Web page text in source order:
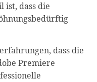
ist, dass die
dass die
Premiere